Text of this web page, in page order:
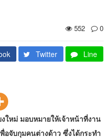
552
0
Twitter Line
ใหม่ มอบหมายให้เจ้าหน้าที่งาน
จับกุมคนต่างด้าว ซึ่งได้กระทำ